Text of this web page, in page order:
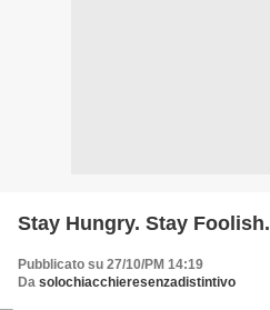
Stay Hungry. Stay Foolish.
Pubblicato su 27/10/PM 14:19
Da solochiacchieresenzadistintivo